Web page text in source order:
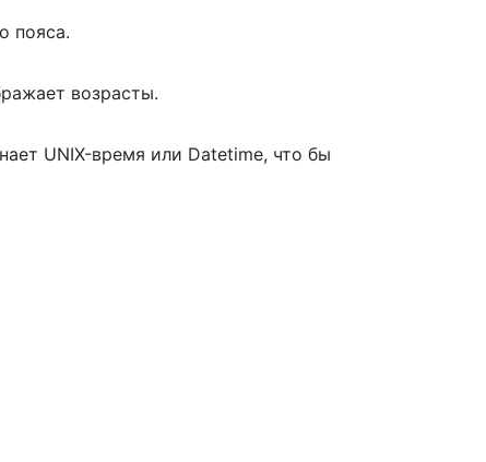
пояса.
возрасты.
UNIX-время или Datetime, что бы